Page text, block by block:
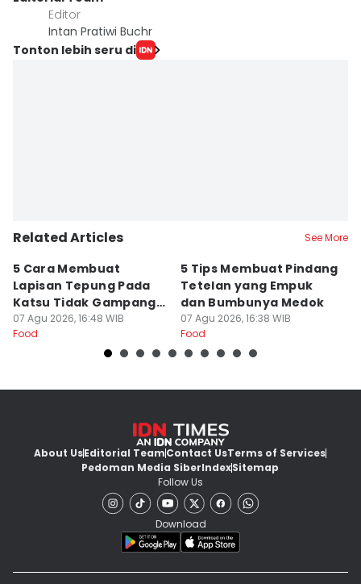
Editor
Intan Pratiwi Buchr
Tonton lebih seru di
Related Articles See More
5 Cara Membuat
Lapisan Tepung Pada
Katsu Tidak Gampang
Lepas
07 Agu 2026, 16:48 WIB
Food
5 Tips Membuat Pindang
Tetelan yang Empuk
dan Bumbunya Medok
07 Agu 2026, 16:38 WIB
Food
About UsEditorial TeamContact UsTerms of Services
Pedoman Media SiberIndexSitemap
Follow Us
Download